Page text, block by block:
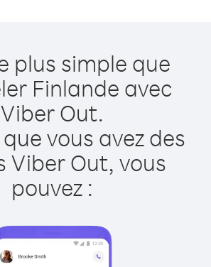
plus simple que
Finlande avec
Viber Out.
vous avez des
Viber Out, vous
pouvez :